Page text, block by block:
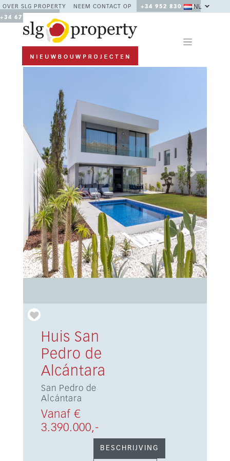
OVER SLG PROPERTY NEEM CONTACT OP
+34 952 830 378 /
+34 677 670 480
NL
Previous Next
Huis San
Pedro de
Alcántara
San Pedro de
Alcántara
Vanaf €
3.390.000,-
BESCHRIJVING